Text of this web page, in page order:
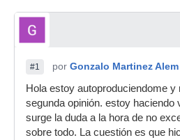
#1 por Gonzalo Martinez Alem
Hola estoy autoproduciendome y
segunda opinión. estoy
surge la duda a la hora de no
sobre todo. La cuestión es que